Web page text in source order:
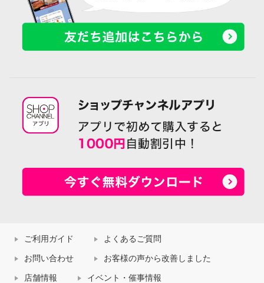
ご利用ガイド よくあるご質問
お問い合わせ お客様の声から改善しました
店舗情報 イベント・催事情報